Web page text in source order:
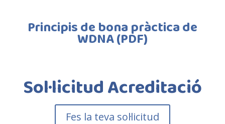
Principis de bona pràctica de
WDNA (PDF)
Sol·licitud Acreditació
Fes la teva sol·licitud